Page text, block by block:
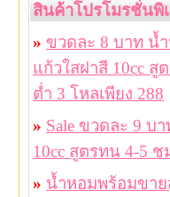
สินค้าโปรโมรชั่นพิ
» ขวดละ 8 บาท น้
แก้วใสฝาสี 10cc
ต่ำ 3 โหลเพียง 288
» Sale ขวดละ 9 บ
10cc สูตรทน 4-5
» น้ำหอมพร้อมขา